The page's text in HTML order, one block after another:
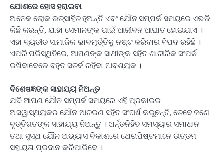
ଯୋଶରେ ହୋସ ହରାଇବା
ଅନେକ ଲୋକ ଉତ୍ସାହିତ ହୁଅନ୍ତି ଏବଂ ଯୌନ ସମ୍ପର୍କ ସମୟରେ ଏଭଳି
କିଛି କରନ୍ତି, ଯାହା ସେମାନଙ୍କ ପାଇଁ ଆଜୀବନ ଆଘାତ ହୋଇଯାଏ ।
ଏହା ବ୍ୟତୀତ ସାମାଜିକ ଭାବମୂର୍ତ୍ତିକୁ ନଷ୍ଟ କରିବାର ବିପଦ ରହିଛି ।
ଏପରି ପରିସ୍ଥିତିରେ, ଆପଣଙ୍କ ସାଥୀଙ୍କ ସହିତ ଶାରୀରିକ ସଂପର୍କ
ରଖିବାବେଳେ ବହୁତ ସତର୍କ ରହିବା ଆବଶ୍ୟକ ।
ବିଶେଷଜ୍ଞଙ୍କ ସାହାଯ୍ୟ ନିଅନ୍ତୁ
ଯଦି ଆପଣ ଯୌନ ସମ୍ପର୍କ ସମୟରେ ଏହି ପ୍ରକାରର
ଅସ୍ୱାସ୍ଥ୍ୟକର ଯୌନ ଆଚରଣ ସହିତ ସଂଘର୍ଷ କରୁଛନ୍ତି, ତେବେ ଜଣେ
ବୃତ୍ତିଗତଙ୍କ ସାହାଯ୍ୟ ନିଅନ୍ତୁ । ଅର୍ନ୍ତନିହିତ ସମସ୍ୟାର ସମାଧାନ
ତଥା ସୁସ୍ଥ ଯୌନ ଅଭ୍ୟାସ ବିକାଶରେ ଥେରାପିଷ୍ଟମାନେ ଉତ୍ତମ
ସହାୟତା ପ୍ରଦାନ କରିପାରିବେ ।